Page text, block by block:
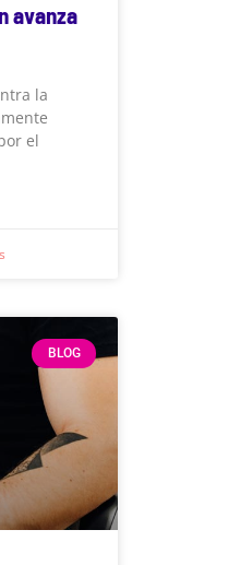
avanza
la
el
BLOG